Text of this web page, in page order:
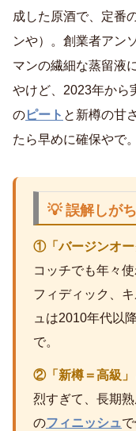
成した原酒で、定番
ンや）。創業者アン
マンの繊細な蒸留液
やけど、2023年から
のピート と新樽の甘
たら早めに確保やで。
💡 誤解しが
①「バージンオー
コッチでも年々
フィディック、
ュは2010年代以
で。
②「新樽＝高級」
烈すぎて、長期
のフィニッシュ